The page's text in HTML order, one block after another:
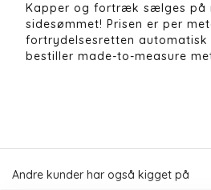
Kapper og fortræk sælges på
sidesømmet! Prisen er per
fortrydelsesretten
bestiller made-to-measure
Andre kunder har også kigget på